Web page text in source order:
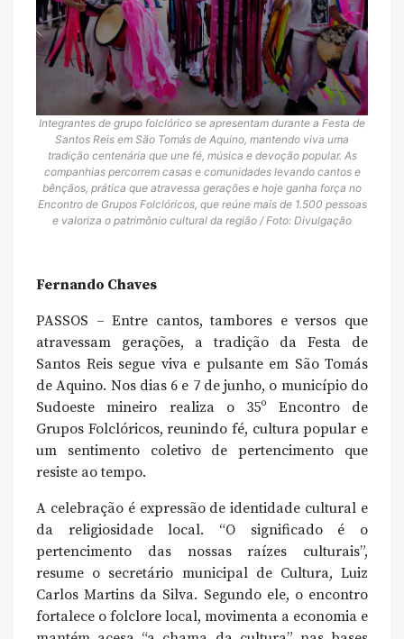
Integrantes de grupo folclórico se apresentam durante a Festa de
Santos Reis em São Tomás de Aquino, mantendo viva uma
tradição centenária que une fé, música e devoção popular. As
companhias percorrem casas e comunidades levando cantos e
bênçãos, prática que atravessa gerações e hoje ganha força no
Encontro de Grupos Folclóricos, que reúne mais de 1.500 pessoas
e valoriza o patrimônio cultural da região / Foto: Divulgação
Fernando Chaves
PASSOS – Entre cantos, tambores e versos que
atravessam gerações, a tradição da Festa de
Santos Reis segue viva e pulsante em São Tomás
de Aquino. Nos dias 6 e 7 de junho, o município do
Sudoeste mineiro realiza o 35º Encontro de
Grupos Folclóricos, reunindo fé, cultura popular e
um sentimento coletivo de pertencimento que
resiste ao tempo.
A celebração é expressão de identidade cultural e
da religiosidade local. “O significado é o
pertencimento das nossas raízes culturais”,
resume o secretário municipal de Cultura, Luiz
Carlos Martins da Silva. Segundo ele, o encontro
fortalece o folclore local, movimenta a economia e